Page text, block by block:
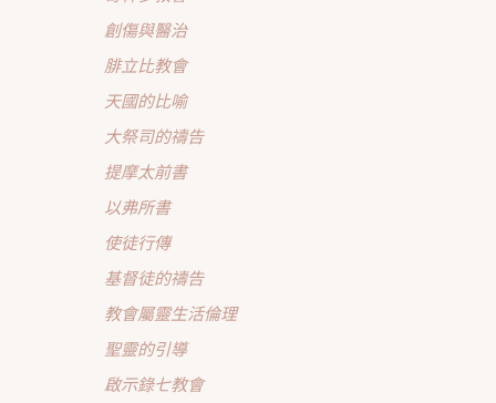
創傷與醫治
腓立比教會
天國的比喻
大祭司的禱告
提摩太前書
以弗所書
使徒行傳
基督徒的禱告
教會屬靈生活倫理
聖靈的引導
啟示錄七教會